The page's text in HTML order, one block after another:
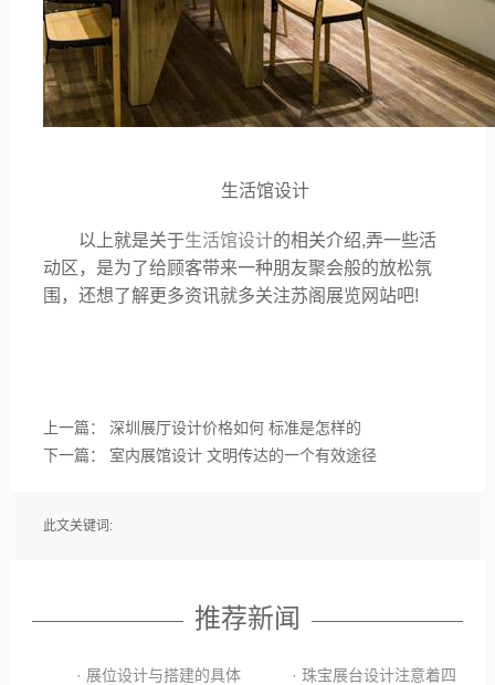
生活馆设计
以上就是关于生活馆设计的相关介绍,弄一些活
动区，是为了给顾客带来一种朋友聚会般的放松氛
围，还想了解更多资讯就多关注苏阁展览网站吧!
上一篇： 深圳展厅设计价格如何 标准是怎样的
下一篇： 室内展馆设计 文明传达的一个有效途径
此文关键词:
推荐新闻
· 展位设计与搭建的具体
· 珠宝展台设计注意着四